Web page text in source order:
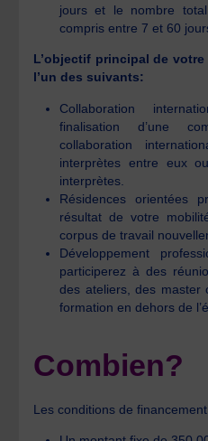
jours et le nombre
compris entre 7 et 60
L’objectif principal de
l’un des suivants:
Collaboration
finalisation d’une
collaboration
interprètes entre eux
interprètes.
Résidences orientées
résultat de votre
corpus de travail
Développement
participerez à des
des ateliers, des master
formation en dehors de
Combien?
Les conditions de